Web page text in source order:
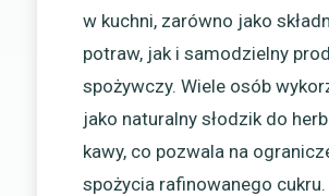
w kuchni, zarówno jako
potraw, jak i samodzielny
spożywczy. Wiele osób
jako naturalny słodzik do
kawy, co pozwala na
spożycia rafinowanego